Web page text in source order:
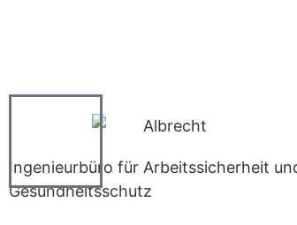
Ingenieurbüro für Arbeitssicherheit
Gesundheitsschutz